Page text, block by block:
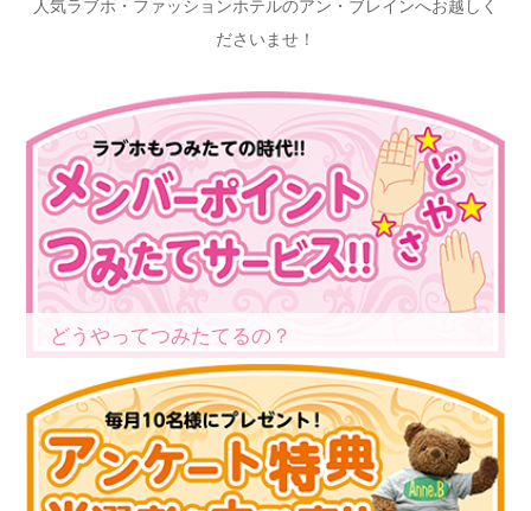
人気ラブホ・ファッションホテルのアン・ブレインへお越しく
ださいませ！
どうやってつみたてるの？